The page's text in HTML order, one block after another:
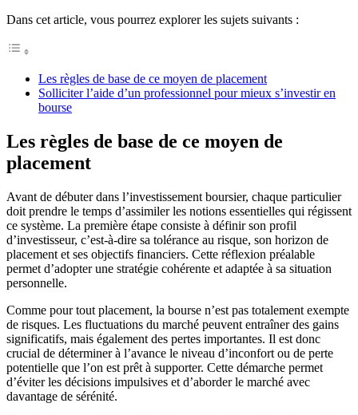
Dans cet article, vous pourrez explorer les sujets suivants :
Les règles de base de ce moyen de placement
Solliciter l’aide d’un professionnel pour mieux s’investir en
bourse
Les règles de base de ce moyen de
placement
Avant de débuter dans l’investissement boursier, chaque particulier
doit prendre le temps d’assimiler les notions essentielles qui régissent
ce système. La première étape consiste à définir son profil
d’investisseur, c’est-à-dire sa tolérance au risque, son horizon de
placement et ses objectifs financiers. Cette réflexion préalable
permet d’adopter une stratégie cohérente et adaptée à sa situation
personnelle.
Comme pour tout placement, la bourse n’est pas totalement exempte
de risques. Les fluctuations du marché peuvent entraîner des gains
significatifs, mais également des pertes importantes. Il est donc
crucial de déterminer à l’avance le niveau d’inconfort ou de perte
potentielle que l’on est prêt à supporter. Cette démarche permet
d’éviter les décisions impulsives et d’aborder le marché avec
davantage de sérénité.